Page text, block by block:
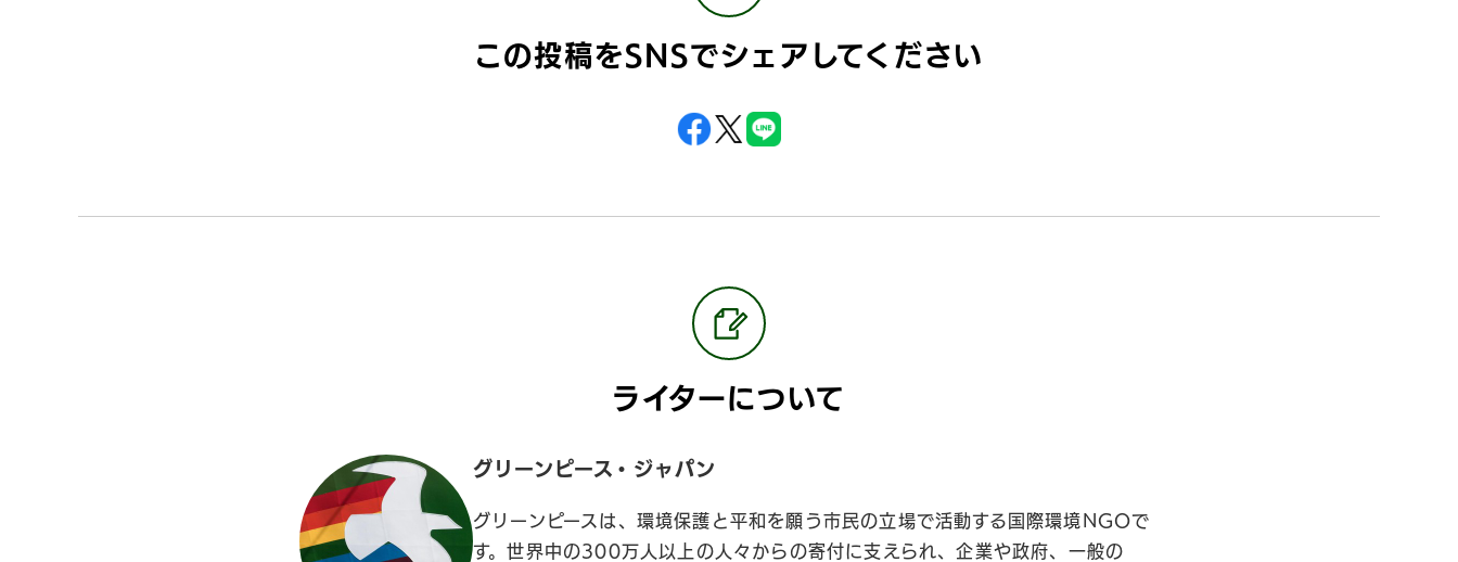
この投稿をSNSでシェアしてください
ライターについて
グリーンピース・ジャパン
グリーンピースは、環境保護と平和を願う市民の立場で活動する国際環境NGOで
す。世界中の300万人以上の人々からの寄付に支えられ、企業や政府、一般の